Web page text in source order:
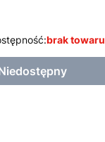
brak towaru